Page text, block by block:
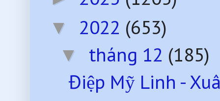
▼ 2022 (653)
▼ tháng 12 (185)
Điệp Mỹ Linh -